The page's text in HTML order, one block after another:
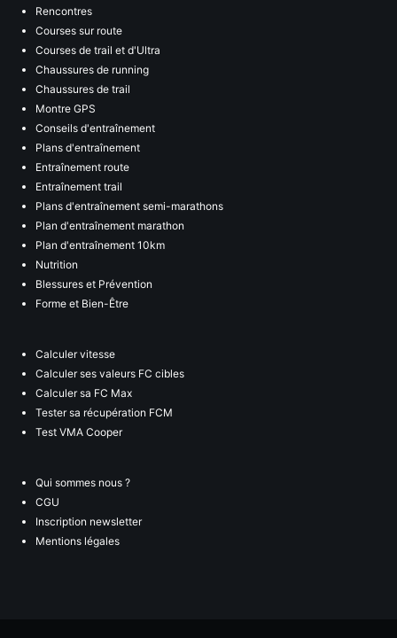
Rencontres
Courses sur route
Courses de trail et d'Ultra
Chaussures de running
Chaussures de trail
Montre GPS
Conseils d'entraînement
Plans d'entraînement
Entraînement route
Entraînement trail
Plans d'entraînement semi-marathons
Plan d'entraînement marathon
Plan d'entraînement 10km
Nutrition
Blessures et Prévention
Forme et Bien-Être
Calculer vitesse
Calculer ses valeurs FC cibles
Calculer sa FC Max
Tester sa récupération FCM
Test VMA Cooper
Qui sommes nous ?
CGU
Inscription newsletter
Mentions légales